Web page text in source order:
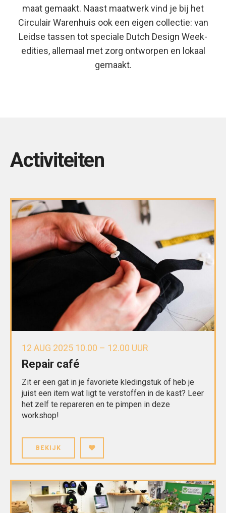
maat gemaakt. Naast maatwerk vind je bij het
Circulair Warenhuis ook een eigen collectie: van
Leidse tassen tot speciale Dutch Design Week-
edities, allemaal met zorg ontworpen en lokaal
gemaakt.
Activiteiten
12 AUG 2025 10.00 – 12.00 UUR
Repair café
Zit er een gat in je favoriete kledingstuk of heb je
juist een item wat ligt te verstoffen in de kast? Leer
het zelf te repareren en te pimpen in deze
workshop!
BEKIJK